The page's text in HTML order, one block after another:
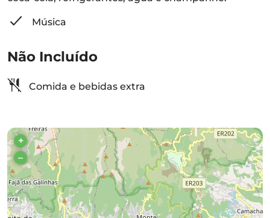
Música
Não Incluído
Comida e bebidas extra
+
–